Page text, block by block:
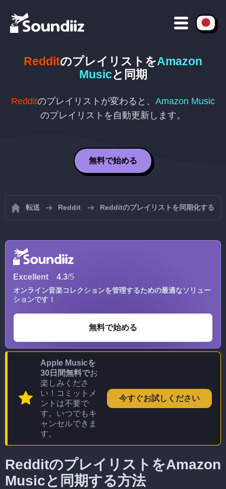
RedditのプレイリストをAmazon
Musicと同期
Redditのプレイリストが変わると、 Amazon Music
のプレイリストを自動更新します。
無料で始める
転送 Reddit Redditのプレイリストを同期化する
Excellent 4.3/5
オンライン音楽コレクションを管理するための最適なソリュー
ションです！
無料で始める
Apple Musicを
30日間無料でお
楽しみくださ
い！コミットメ
ントは不要で
す。いつでもキ
ャンセルできま
す。
今すぐお試しください
RedditのプレイリストをAmazon
Musicと同期する方法